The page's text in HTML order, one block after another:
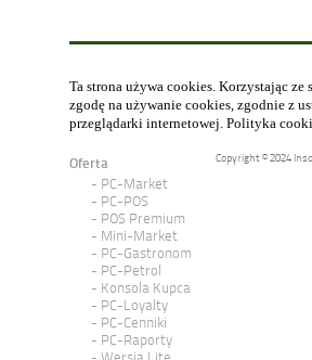
Ta strona używa cookies. Korzystając ze
zgodę na używanie cookies, zgodnie z
przeglądarki internetowej. Polityka
Copyright © 2024
Oferta
PC-Market
PC-POS
POS Premium
Mini-Market
PC-Gastronom
PC-Petrol
Konsola Kupca
PC-Loyalty
PC-Cenniki
PC-Raporty